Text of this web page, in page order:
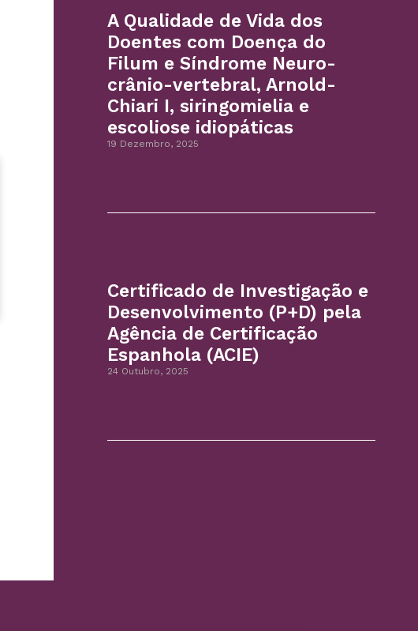
A Qualidade de Vida dos
Doentes com Doença do
Filum e Síndrome Neuro-
crânio-vertebral, Arnold-
Chiari I, siringomielia e
escoliose idiopáticas
19 Dezembro, 2025
Certificado de Investigação e
Desenvolvimento (P+D) pela
Agência de Certificação
Espanhola (ACIE)
24 Outubro, 2025